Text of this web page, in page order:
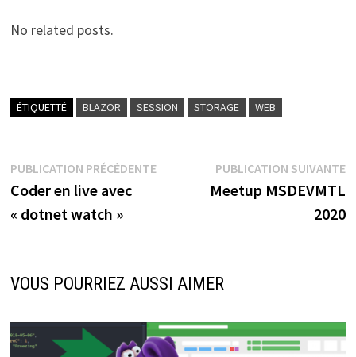
No related posts.
ÉTIQUETTÉ BLAZOR SESSION STORAGE WEB
Navigation
de
PUBLICATION PRÉCÉDENTEPublication
précédente :
Coder en live avec
« dotnet watch »
PUBLICATION SUIVANTE
Meetup MSDEVMTL
2020
VOUS POURRIEZ AUSSI AIMER